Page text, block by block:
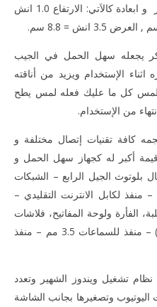
مناسبا للمرافقة أثناء التنقل و السفر و ابعادة كالاَتي: الارتفاع 1.0 انش
يجعله سهل الحمل في الجيب
اثناء الإستخدام ويزيد من أناقته
كل ما عليك فعله لمس يطح
من الإستخدام.
كافة تقنيات إتصال مختلفة و
أكبر له كجهاز سهل الحمل و
بلوتوث الجيل الرابع – الشبكات
اللاسلكية واي فاي B/G/N 802.11 – منفذ لكابل الانترنت التقليدي –
الفأرة ولوحة المفاتيح، فلاشات
الذاكرة ،وحدات تحكم الألعاب،…الخ) – منفذ للسماعات 3.5 مم – منفذ
تشغيل ويندوز الشهير وتعدد
وتصغيرها بجانب الشاشة